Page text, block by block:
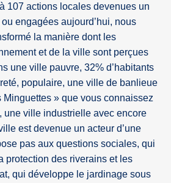
107 actions locales devenues un
engagées aujourd’hui, nous
la manière dont les
et de la ville sont perçues
une ville pauvre, 32% d’habitants
populaire, une ville de banlieue
Minguettes » que vous connaissez
une ville industrielle avec encore
est devenue un acteur d’une
pas aux questions sociales, qui
protection des riverains et les
qui développe le jardinage sous